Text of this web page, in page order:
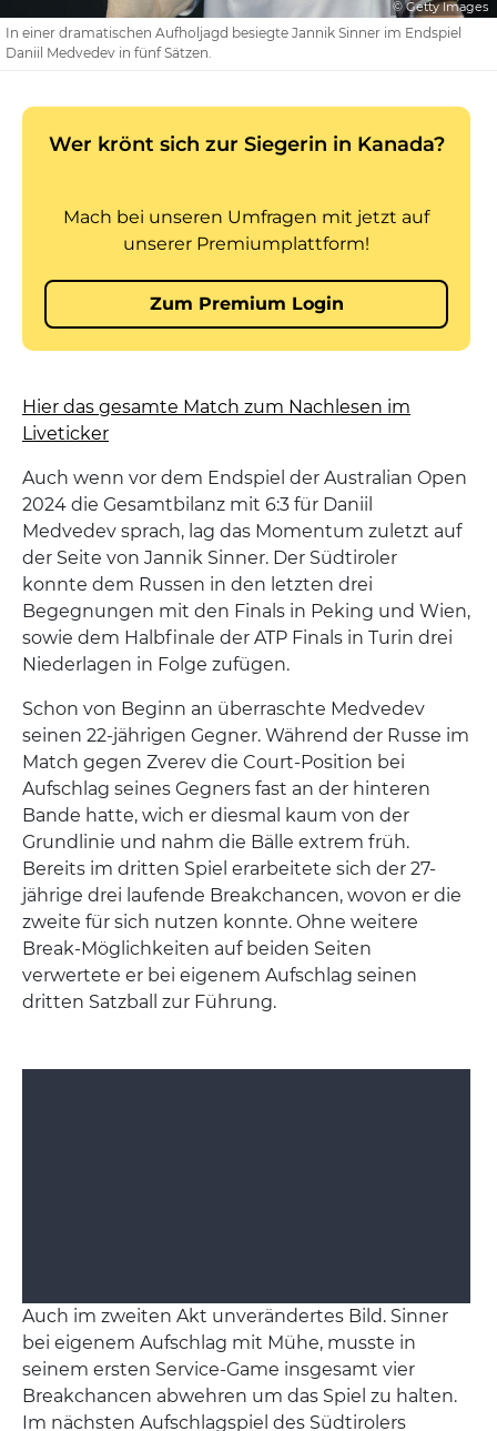
© Getty Images
In einer dramatischen Aufholjagd besiegte Jannik Sinner im Endspiel
Daniil Medvedev in fünf Sätzen.
Hier das gesamte Match zum Nachlesen im
Liveticker
Auch wenn vor dem Endspiel der Australian Open
2024 die Gesamtbilanz mit 6:3 für Daniil
Medvedev sprach, lag das Momentum zuletzt auf
der Seite von Jannik Sinner. Der Südtiroler
konnte dem Russen in den letzten drei
Begegnungen mit den Finals in Peking und Wien,
sowie dem Halbfinale der ATP Finals in Turin drei
Niederlagen in Folge zufügen.
Schon von Beginn an überraschte Medvedev
seinen 22-jährigen Gegner. Während der Russe im
Match gegen Zverev die Court-Position bei
Aufschlag seines Gegners fast an der hinteren
Bande hatte, wich er diesmal kaum von der
Grundlinie und nahm die Bälle extrem früh.
Bereits im dritten Spiel erarbeitete sich der 27-
jährige drei laufende Breakchancen, wovon er die
zweite für sich nutzen konnte. Ohne weitere
Break-Möglichkeiten auf beiden Seiten
verwertete er bei eigenem Aufschlag seinen
dritten Satzball zur Führung.
Auch im zweiten Akt unverändertes Bild. Sinner
bei eigenem Aufschlag mit Mühe, musste in
seinem ersten Service-Game insgesamt vier
Breakchancen abwehren um das Spiel zu halten.
Im nächsten Aufschlagspiel des Südtirolers